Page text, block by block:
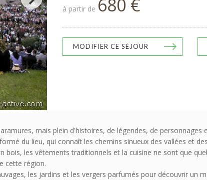
à partir de 680 €
MODIFIER CE SÉJOUR
mais plein d'histoires, de légendes, de personnages
du lieu, qui connaît les chemins sinueux des vallées et
bois, les vêtements traditionnels et la cuisine ne sont que
cette région.
les jardins et les vergers parfumés pour découvrir un